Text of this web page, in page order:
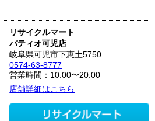
リサイクルマート
パティオ可児店
岐阜県可児市下恵土5750
0574-63-8777
営業時間：10:00〜20:00
店舗詳細はこちら